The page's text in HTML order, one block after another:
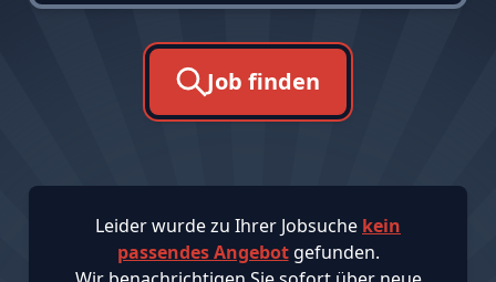
Job finden
Leider wurde zu Ihrer Jobsuche kein
passendes Angebotgefunden.